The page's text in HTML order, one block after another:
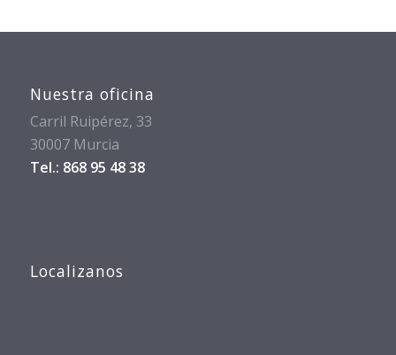
Nuestra oficina
Carril Ruipérez, 33
30007 Murcia
Tel.: 868 95 48 38
Localizanos